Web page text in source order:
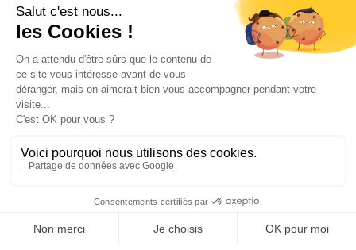
Venez rencontrer un de
nos conseillers proche de
chez vous